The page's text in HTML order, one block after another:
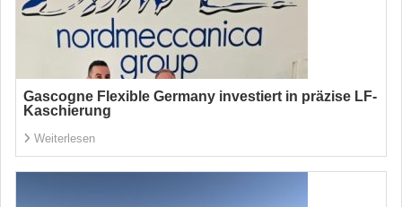
Gascogne Flexible Germany investiert in präzise LF-
Kaschierung
Weiterlesen